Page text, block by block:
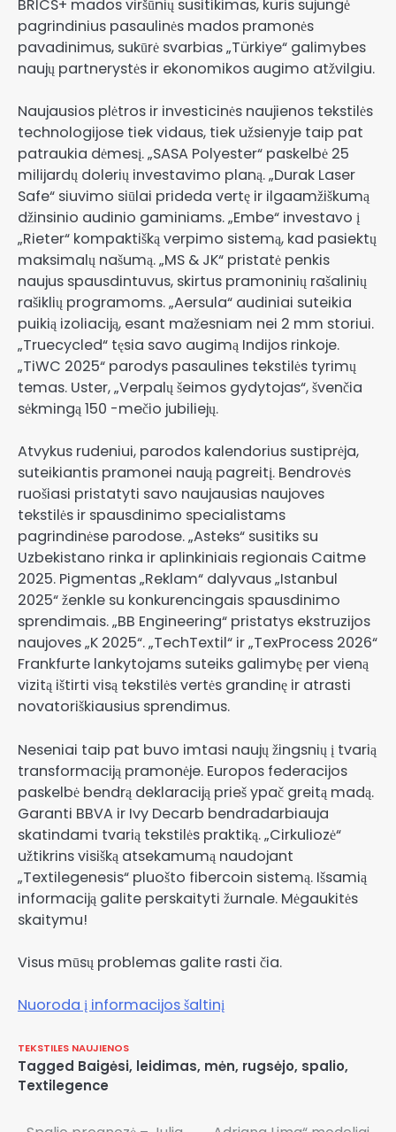
BRICS+ mados viršūnių susitikimas, kuris sujungė
pagrindinius pasaulinės mados pramonės
pavadinimus, sukūrė svarbias „Türkiye“ galimybes
naujų partnerystės ir ekonomikos augimo atžvilgiu.
Naujausios plėtros ir investicinės naujienos tekstilės
technologijose tiek vidaus, tiek užsienyje taip pat
patraukia dėmesį. „SASA Polyester“ paskelbė 25
milijardų dolerių investavimo planą. „Durak Laser
Safe“ siuvimo siūlai prideda vertę ir ilgaamžiškumą
džinsinio audinio gaminiams. „Embe“ investavo į
„Rieter“ kompaktišką verpimo sistemą, kad pasiektų
maksimalų našumą. „MS & JK“ pristatė penkis
naujus spausdintuvus, skirtus pramoninių rašalinių
rašiklių programoms. „Aersula“ audiniai suteikia
puikią izoliaciją, esant mažesniam nei 2 mm storiui.
„Truecycled“ tęsia savo augimą Indijos rinkoje.
„TiWC 2025“ parodys pasaulines tekstilės tyrimų
temas. Uster, „Verpalų šeimos gydytojas“, švenčia
sėkmingą 150 -mečio jubiliejų.
Atvykus rudeniui, parodos kalendorius sustiprėja,
suteikiantis pramonei naują pagreitį. Bendrovės
ruošiasi pristatyti savo naujausias naujoves
tekstilės ir spausdinimo specialistams
pagrindinėse parodose. „Asteks“ susitiks su
Uzbekistano rinka ir aplinkiniais regionais Caitme
2025. Pigmentas „Reklam“ dalyvaus „Istanbul
2025“ ženkle su konkurencingais spausdinimo
sprendimais. „BB Engineering“ pristatys ekstruzijos
naujoves „K 2025“. „TechTextil“ ir „TexProcess 2026“
Frankfurte lankytojams suteiks galimybę per vieną
vizitą ištirti visą tekstilės vertės grandinę ir atrasti
novatoriškiausius sprendimus.
Neseniai taip pat buvo imtasi naujų žingsnių į tvarią
transformaciją pramonėje. Europos federacijos
paskelbė bendrą deklaraciją prieš ypač greitą madą.
Garanti BBVA ir Ivy Decarb bendradarbiauja
skatindami tvarią tekstilės praktiką. „Cirkuliozė“
užtikrins visišką atsekamumą naudojant
„Textilegenesis“ pluošto fibercoin sistemą. Išsamią
informaciją galite perskaityti žurnale. Mėgaukitės
skaitymu!
Visus mūsų problemas galite rasti čia.
Nuoroda į informacijos šaltinį
TEKSTILES NAUJIENOS
Tagged Baigėsi, leidimas, mėn, rugsėjo, spalio,
Textilegence